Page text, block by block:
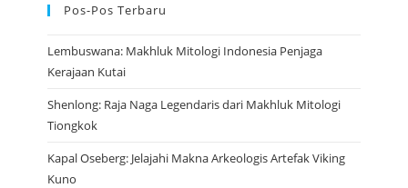
Pos-Pos Terbaru
Lembuswana: Makhluk Mitologi Indonesia Penjaga
Kerajaan Kutai
Shenlong: Raja Naga Legendaris dari Makhluk Mitologi
Tiongkok
Kapal Oseberg: Jelajahi Makna Arkeologis Artefak Viking
Kuno